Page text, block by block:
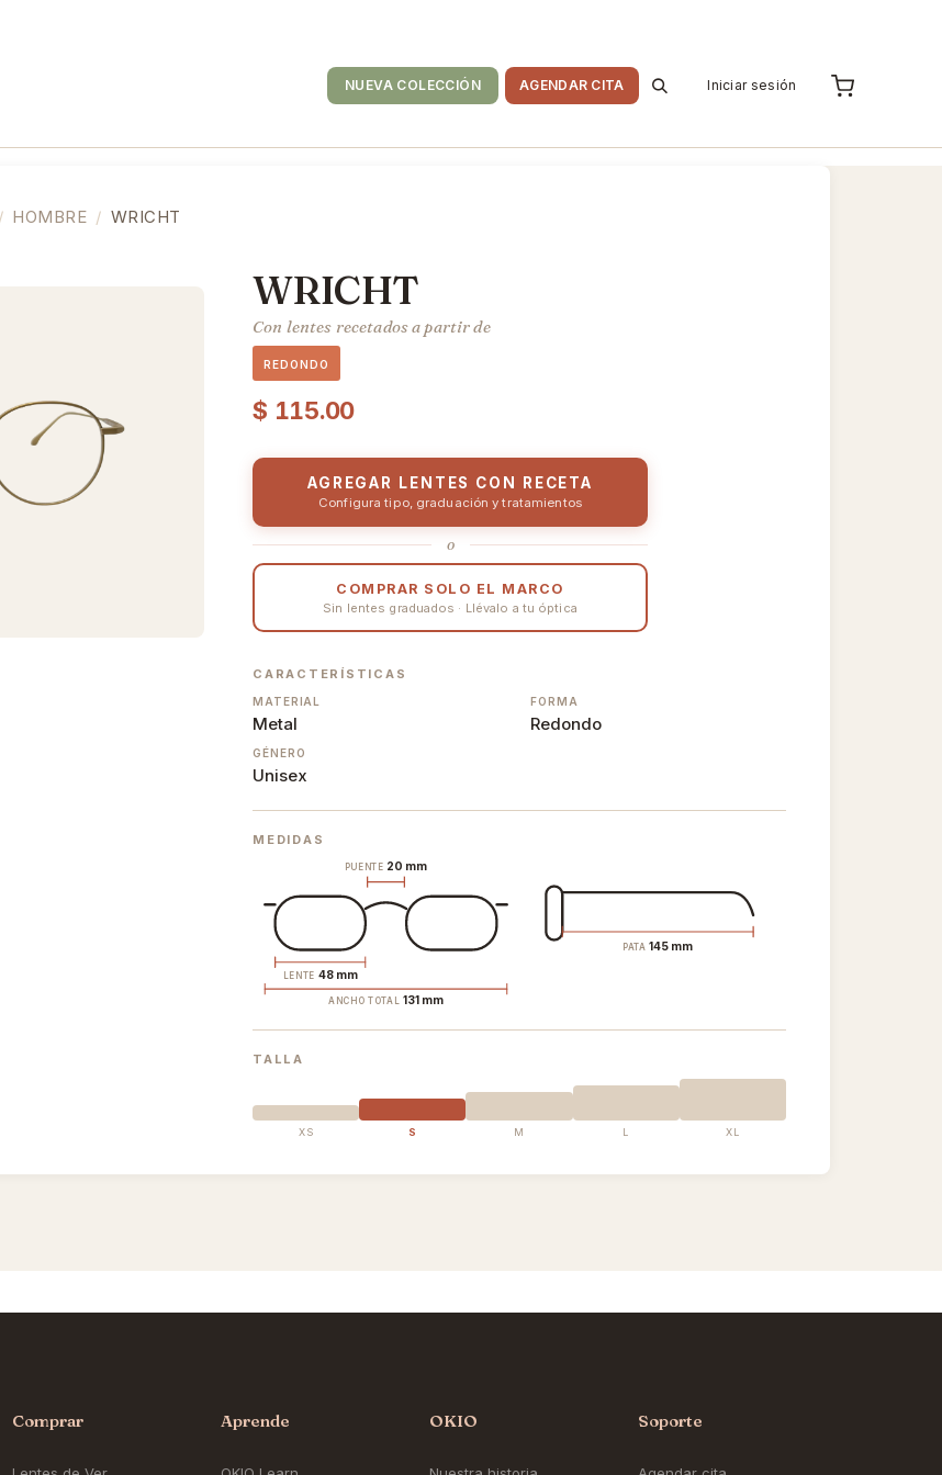
NUEVA COLECCIÓN AGENDAR CITA Iniciar sesión
HOMBRE WRICHT
WRICHT
Con lentes recetados a partir de
REDONDO
$ 115.00
AGREGAR LENTES CON RECETA
Configura tipo, graduación y tratamientos
o
COMPRAR SOLO EL MARCO
Sin lentes graduados · Llévalo a tu óptica
CARACTERÍSTICAS
MATERIAL
Metal
FORMA
Redondo
GÉNERO
Unisex
MEDIDAS
PUENTE 20 mm
LENTE 48 mm
ANCHO TOTAL 131 mm
PATA 145 mm
TALLA
XS S M L XL
Comprar Aprende OKIO Soporte